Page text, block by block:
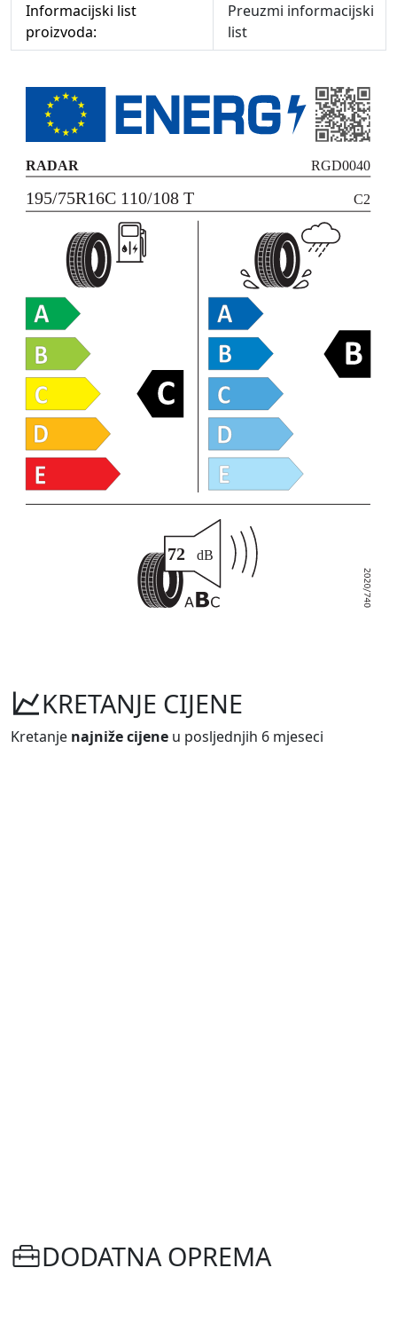
Informacijski list
proizvoda:
Preuzmi informacijski
list
KRETANJE CIJENE
Kretanje najniže cijene u posljednjih 6 mjeseci
DODATNA OPREMA